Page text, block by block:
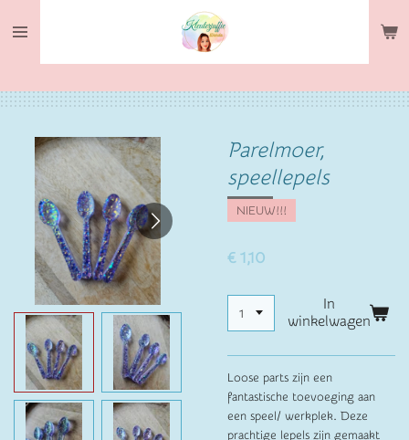
direct
hoofdinhoud
Parelmoer,
speellepels
NIEUW!!!
€ 1,10
In
winkelwagen
Loose parts zijn een
fantastische toevoeging aan
een speel/ werkplek. Deze
prachtige lepels zijn gemaakt